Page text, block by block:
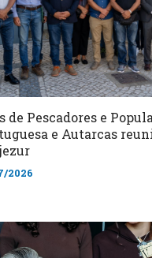
de Pescadores e
e Autarcas
2026